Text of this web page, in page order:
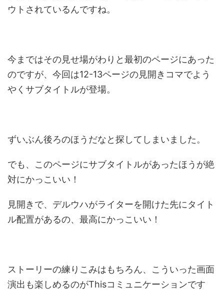
ウトされているんですね。
今まではその見せ場がわりと最初のページにあった
のですが、今回は12-13ページの見開きコマでよう
やくサブタイトルが登場。
ずいぶん後ろのほうだなと探してしまいました。
でも、このページにサブタイトルがあったほうが絶
対にかっこいい！
見開きで、デルウハがライターを開けた先にタイト
ル配置があるの、最高にかっこいい！
ストーリーの練りこみはもちろん、こういった画面
演出も楽しめるのがThisコミュニケーションです